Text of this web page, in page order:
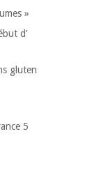
»
d’
gluten
5